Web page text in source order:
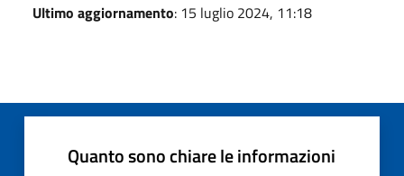
Ultimo aggiornamento: 15 luglio 2024, 11:18
Quanto sono chiare le informazioni